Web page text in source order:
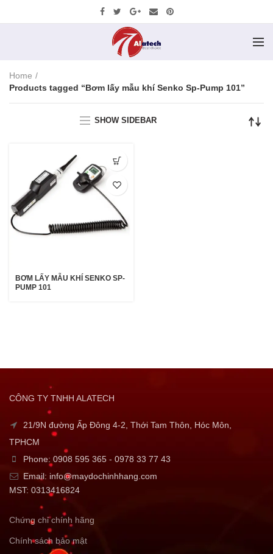
Home
Products tagged “Bơm lấy mẫu khí Senko Sp-Pump 101”
SHOW SIDEBAR
BƠM LẤY MẪU KHÍ SENKO SP-
PUMP 101
CÔNG TY TNHH ALATECH
21/9N đường Ấp Đông 4-2, Thới Tam Thôn, Hóc Môn,
TPHCM
Phone: 0908 595 365 - 0978 33 77 43
Email: info@maydochinhhang.com
MST: 0313416824
Chứng chỉ chính hãng
Chính sách bảo mật